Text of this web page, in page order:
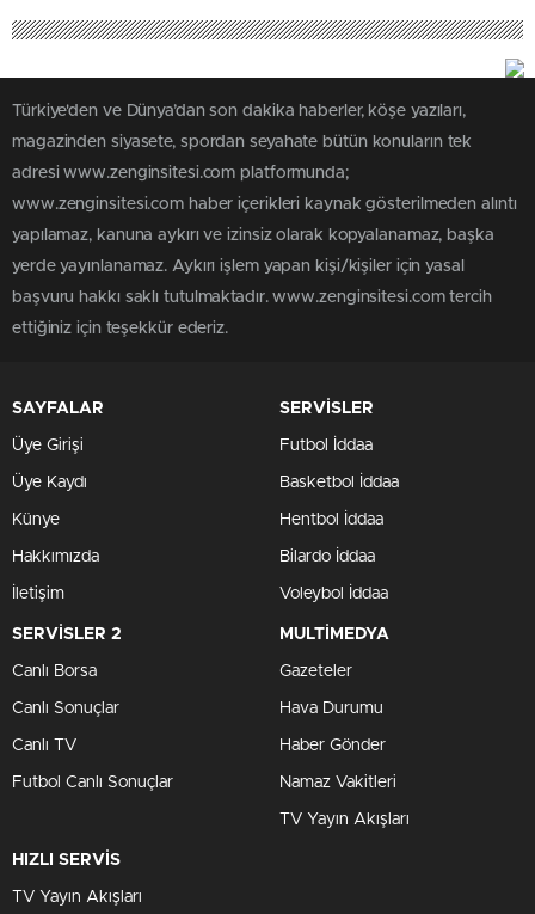
Türkiye'den ve Dünya’dan son dakika haberler, köşe yazıları,
magazinden siyasete, spordan seyahate bütün konuların tek
adresi www.zenginsitesi.com platformunda;
www.zenginsitesi.com haber içerikleri kaynak gösterilmeden alıntı
yapılamaz, kanuna aykırı ve izinsiz olarak kopyalanamaz, başka
yerde yayınlanamaz. Aykırı işlem yapan kişi/kişiler için yasal
başvuru hakkı saklı tutulmaktadır. www.zenginsitesi.com tercih
ettiğiniz için teşekkür ederiz.
SAYFALAR
Üye Girişi
Üye Kaydı
Künye
Hakkımızda
İletişim
SERVİSLER
Futbol İddaa
Basketbol İddaa
Hentbol İddaa
Bilardo İddaa
Voleybol İddaa
SERVİSLER 2
Canlı Borsa
Canlı Sonuçlar
Canlı TV
Futbol Canlı Sonuçlar
MULTİMEDYA
Gazeteler
Hava Durumu
Haber Gönder
Namaz Vakitleri
TV Yayın Akışları
HIZLI SERVİS
TV Yayın Akışları